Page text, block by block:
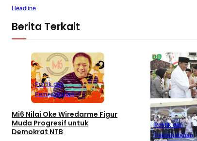
Headline
Berita Terkait
Politik dan
Pemerintahan
Mi6 Nilai Oke Wiredarme Figur
Muda Progresif untuk
Demokrat NTB
Politik dan
Pemerintahan